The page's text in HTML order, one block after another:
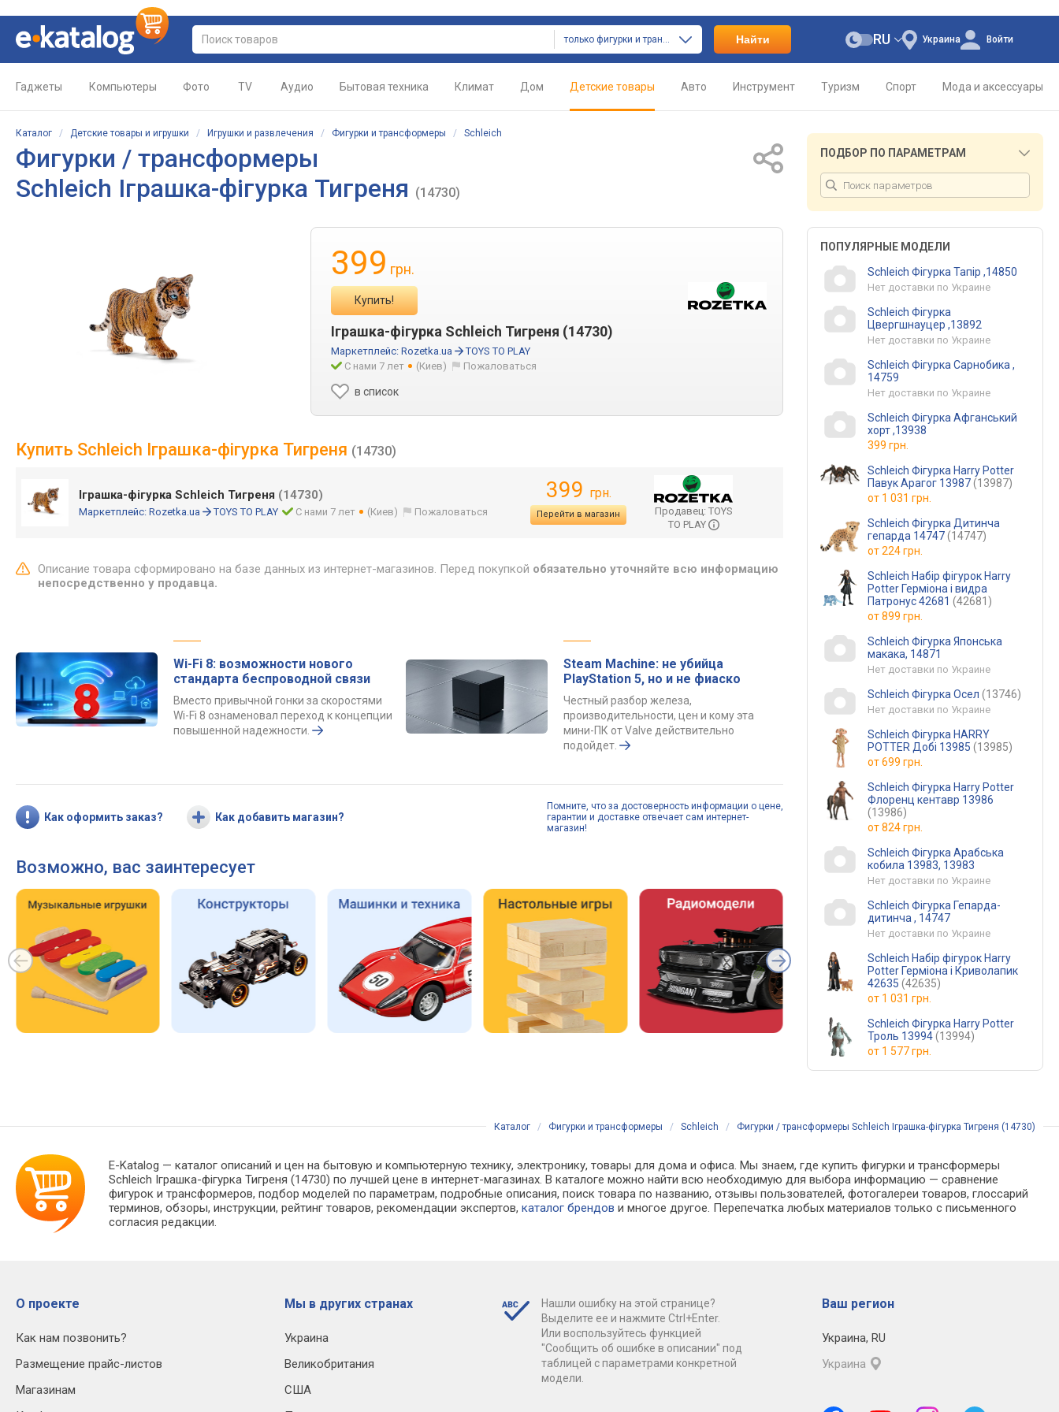
только фигурки и трансформеры Найти Украина
RU Войти
Гаджеты Компьютеры Фото TV Аудио Бытовая техника Климат Дом Детские товары Авто Инструмент Туризм Спорт Мода и аксессуары
Каталог / Детские товары и игрушки / Игрушки и развлечения / Фигурки и трансформеры / Schleich
Фигурки / трансформеры
Schleich Іграшка-фігурка Тигреня (14730)
399 грн.
Купить!
Іграшка-фігурка Schleich Тигреня (14730)
Маркетплейс: Rozetka.ua
TOYS TO PLAY
С нами 7 лет
(Киев) Пожаловаться
в список
Купить Schleich Іграшка-фігурка Тигреня (14730)
Іграшка-фігурка Schleich Тигреня (14730)
Маркетплейс: Rozetka.ua TOYS TO PLAY С нами 7 лет (Киев) Пожаловаться
399 грн.
Перейти в магазин Продавец: TOYS
TO PLAY
Описание товара сформировано на базе данных из интернет-магазинов. Перед покупкой обязательно уточняйте всю информацию
непосредственно у продавца.
Wi-Fi 8: возможности нового
стандарта беспроводной связи
Вместо привычной гонки за скоростями
Wi-Fi 8 ознаменовал переход к концепции
повышенной надежности.
Steam Machine: не убийца
PlayStation 5, но и не фиаско
Честный разбор железа,
производительности, цен и кому эта
мини-ПК от Valve действительно
подойдет.
Как оформить заказ? Как добавить магазин?
Помните, что за достоверность информации о цене,
гарантии и доставке отвечает сам интернет-
магазин!
Возможно, вас заинтересует
ПОДБОР ПО ПАРАМЕТРАМ
ПОПУЛЯРНЫЕ МОДЕЛИ
Schleich Фігурка Тапір ,14850
Нет доставки по Украине
Schleich Фігурка
Цвергшнауцер ,13892
Нет доставки по Украине
Schleich Фігурка Сарнобика ,
14759
Нет доставки по Украине
Schleich Фігурка Афганський
хорт ,13938
399 грн.
Schleich Фігурка Harry Potter
Павук Арагог 13987(13987)
от 1 031 грн.
Schleich Фігурка Дитинча
гепарда 14747(14747)
от224 грн.
Schleich Набір фігурок Harry
Potter Герміона і видра
Патронус 42681 (42681)
от899 грн.
Schleich Фігурка Японська
макака, 14871
Нет доставки по Украине
Schleich Фігурка Осел (13746)
Нет доставки по Украине
Schleich Фігурка HARRY
POTTER Добі 13985 (13985)
от699 грн.
Schleich Фігурка Harry Potter
Флоренц кентавр 13986
(13986)
от824 грн.
Schleich Фігурка Арабська
кобила 13983, 13983
Нет доставки по Украине
Schleich Фігурка Гепарда-
дитинча , 14747
Нет доставки по Украине
Schleich Набір фігурок Harry
Potter Герміона і Криволапик
42635 (42635)
от 1 031 грн.
Schleich Фігурка Harry Potter
Троль 13994(13994)
от 1 577 грн.
Каталог / Фигурки и трансформеры / Schleich / Фигурки / трансформеры Schleich Іграшка-фігурка Тигреня (14730)
E-Katalog — каталог описаний и цен на бытовую и компьютерную технику, электронику, товары для дома и офиса. Мы знаем, где купить фигурки и трансформеры
Schleich Іграшка-фігурка Тигреня (14730) по лучшей цене в интернет-магазинах. В каталоге можно найти всю необходимую для выбора информацию — сравнение
фигурок и трансформеров, подбор моделей по параметрам, подробные описания, поиск товара по названию, отзывы пользователей, фотогалереи товаров, глоссарий
терминов, обзоры, инструкции, рейтинг товаров, рекомендации экспертов,каталог брендов и многое другое. Перепечатка любых материалов только с письменного
согласия редакции.
О проекте
Как нам позвонить?
Размещение прайс-листов
Магазинам
Мы в других странах
Украина
Великобритания
США
Нашли ошибку на этой странице?
Выделите ее и нажмите Ctrl+Enter.
Или воспользуйтесь функцией
"Сообщить об ошибке в описании" под
таблицей с параметрами конкретной
модели.
Ваш регион
Украина, RU
Украина